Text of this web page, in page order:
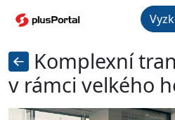
Komplexní
v rámci velkého